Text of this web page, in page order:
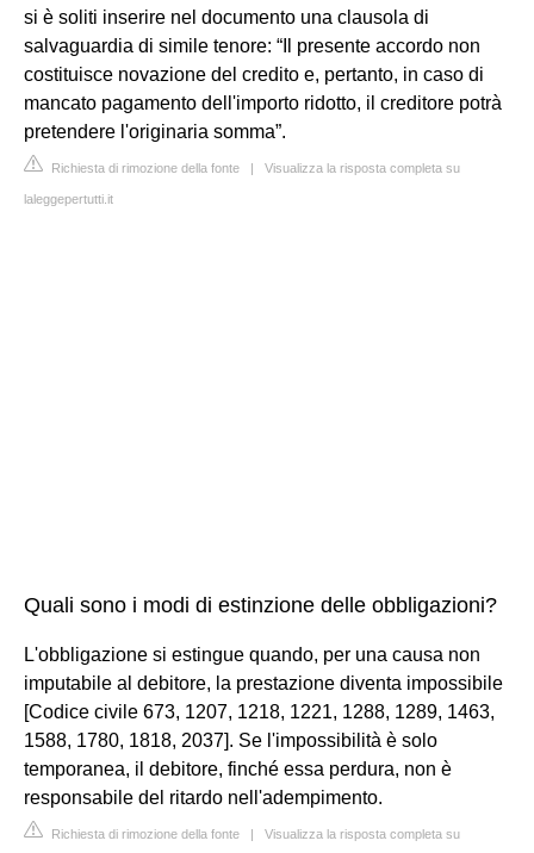
si è soliti inserire nel documento una clausola di
salvaguardia di simile tenore: “Il presente accordo non
costituisce novazione del credito e, pertanto, in caso di
mancato pagamento dell'importo ridotto, il creditore potrà
pretendere l'originaria somma”.
Richiesta di rimozione della fonte | Visualizza la risposta completa su
laleggepertutti.it
Quali sono i modi di estinzione delle obbligazioni?
L'obbligazione si estingue quando, per una causa non
imputabile al debitore, la prestazione diventa impossibile
[Codice civile 673, 1207, 1218, 1221, 1288, 1289, 1463,
1588, 1780, 1818, 2037]. Se l'impossibilità è solo
temporanea, il debitore, finché essa perdura, non è
responsabile del ritardo nell'adempimento.
Richiesta di rimozione della fonte | Visualizza la risposta completa su